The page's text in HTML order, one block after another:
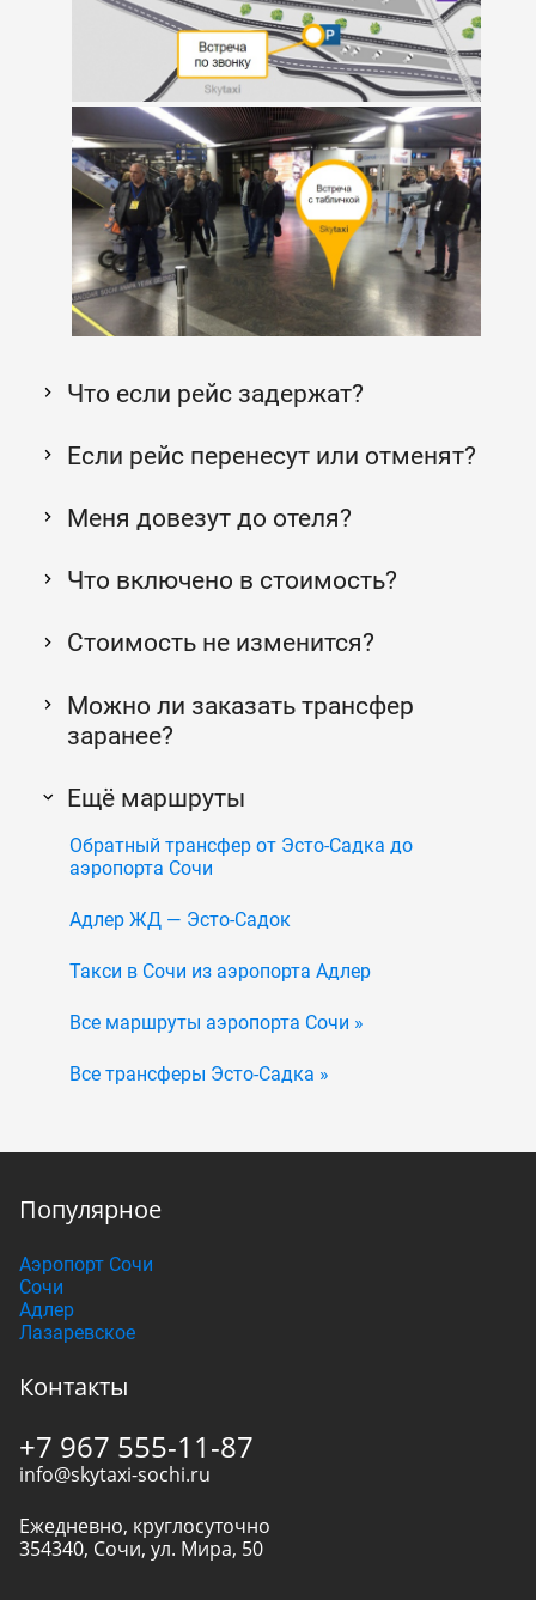
Что если рейс задержат?
Если рейс перенесут или отменят?
Меня довезут до отеля?
Что включено в стоимость?
Стоимость не изменится?
Можно ли заказать трансфер
заранее?
Ещё маршруты
Обратный трансфер от Эсто-Садка до
аэропорта Сочи
Адлер ЖД — Эсто-Садок
Такси в Сочи из аэропорта Адлер
Все маршруты аэропорта Сочи »
Все трансферы Эсто-Садка »
Популярное
Аэропорт Сочи
Сочи
Адлер
Лазаревское
Контакты
+7 967 555-11-87
info@skytaxi-sochi.ru
Ежедневно, круглосуточно
354340, Сочи, ул. Мира, 50